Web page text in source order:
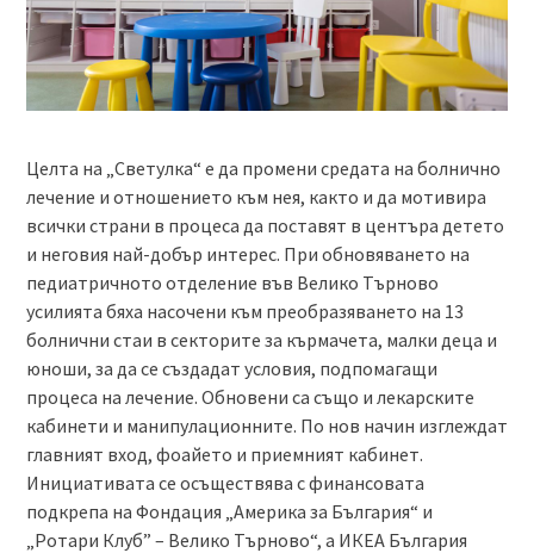
Целта на „Светулка“ е да промени средата на болнично
лечение и отношението към нея, както и да мотивира
всички страни в процеса да поставят в центъра детето
и неговия най-добър интерес. При обновяването на
педиатричното отделение във Велико Търново
усилията бяха насочени към преобразяването на 13
болнични стаи в секторите за кърмачета, малки деца и
юноши, за да се създадат условия, подпомагащи
процеса на лечение. Обновени са също и лекарските
кабинети и манипулационните. По нов начин изглеждат
главният вход, фоайето и приемният кабинет.
Инициативата се осъществява с финансовата
подкрепа на Фондация „Америка за България“ и
„Ротари Клуб” – Велико Търново“, а ИКЕА България